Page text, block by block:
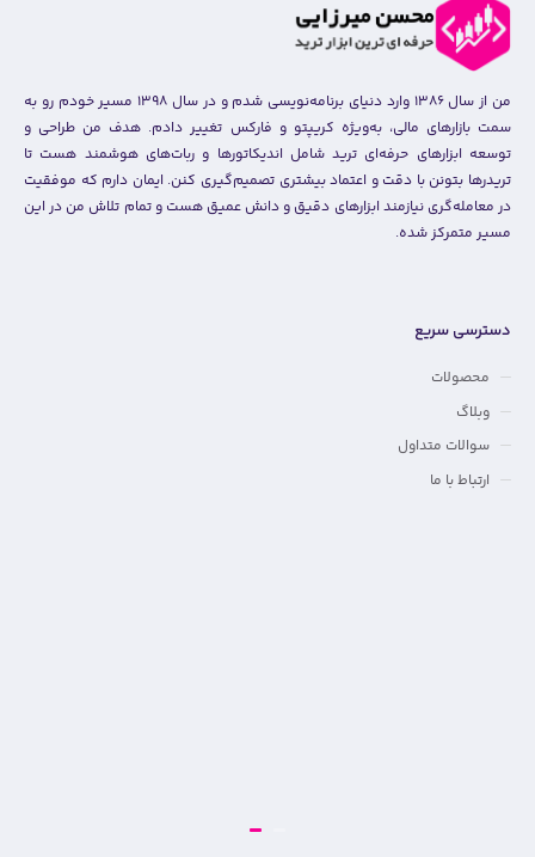
من از سال ۱۳۸۶ وارد دنیای برنامه‌نویسی شدم و در سال ۱۳۹۸ مسیر خودم رو به
سمت بازارهای مالی، به‌ویژه کریپتو و فارکس تغییر دادم. هدف من طراحی و
توسعه ابزارهای حرفه‌ای ترید شامل اندیکاتورها و ربات‌های هوشمند هست تا
تریدرها بتونن با دقت و اعتماد بیشتری تصمیم‌گیری کنن. ایمان دارم که موفقیت
در معامله‌گری نیازمند ابزارهای دقیق و دانش عمیق هست و تمام تلاش من در این
مسیر متمرکز شده.
دسترسی سریع
محصولات
وبلاگ
سوالات متداول
ارتباط با ما